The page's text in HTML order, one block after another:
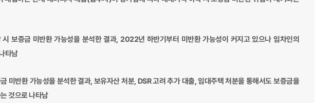
보증금 미반환 가능성을 분석한 결과, 2022년 하반기부터 미반환 가능성이 커지고 있으나 임차인의
타남
미반환 가능성을 분석한 결과, 보유자산 처분, DSR 고려 추가 대출, 임대주택 처분을 통해서도 보증금을
것으로 나타남